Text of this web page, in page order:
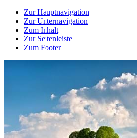
Zur Hauptnavigation
Zur Unternavigation
Zum Inhalt
Zur Seitenleiste
Zum Footer